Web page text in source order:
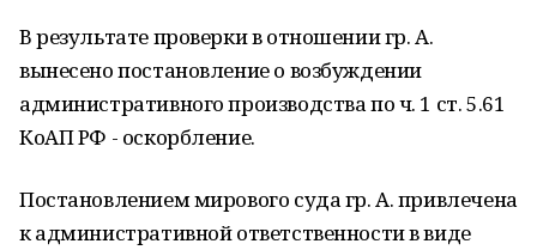
В результате проверки в отношении гр. А.
вынесено постановление о возбуждении
административного производства по ч. 1 ст. 5.61
КоАП РФ - оскорбление.
Постановлением мирового суда гр. А. привлечена
к административной ответственности в виде